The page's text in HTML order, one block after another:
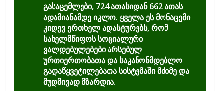
გასაცემლები, 724 ათასიდან 662 ათას
ადამიანამდე იკლო. ყველა ეს მონაცემი
კიდევ ერთხელ ადასტურებს, რომ
სახელმწიფოს სოციალური
ვალდებულებები არსებულ
ურთიერთობათა და საკანონმდებლო
გადაწყვეტილებათა სისტემაში მძიმე და
მუდმივად მზარდია.